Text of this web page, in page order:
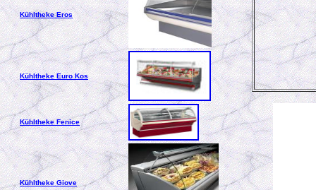
Kühltheke Eros
Kühltheke Euro Kos
Kühltheke Fenice
Kühltheke Giove